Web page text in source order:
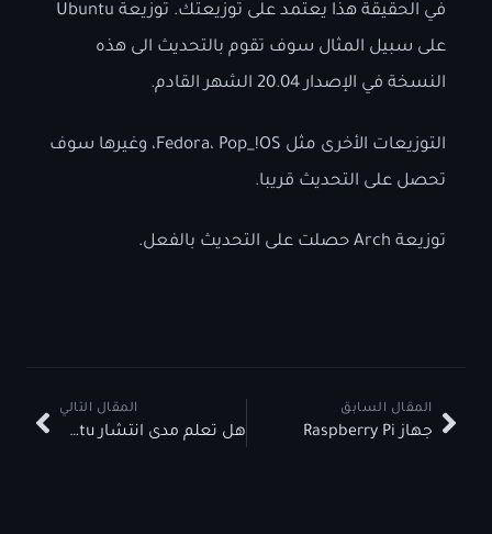
في الحقيقة هذا يعتمد على توزيعتك. توزيعة Ubuntu
على سبيل المثال سوف تقوم بالتحديث الى هذه
النسخة في الإصدار 20.04 الشهر القادم.
التوزيعات الأخرى مثل Fedora، Pop_!OS، وغيرها سوف
تحصل على التحديث قريبا.
توزيعة Arch حصلت على التحديث بالفعل.
المقال السابق
جهاز Raspberry Pi
المقال التالي
هل تعلم مدى انتشار Ubuntu؟